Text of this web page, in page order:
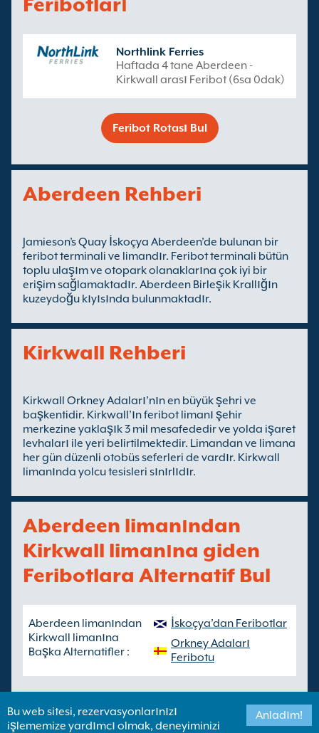
Northlink Ferries
Haftada 4 tane Aberdeen -
Kirkwall arası Feribot (6sa 0dak)
Feribot Rotası Bul
Aberdeen Rehberi
Jamieson’s Quay İskoçya Aberdeen’de bulunan bir
feribot terminali ve limandır. Feribot terminali bütün
toplu ulaşım ve otopark olanaklarına çok iyi bir
erişim sağlamaktadır. Aberdeen Birleşik Krallığın
kuzeydoğu kıyısında bulunmaktadır.
Kirkwall Rehberi
Kirkwall Orkney Adaları’nın en büyük şehri ve
başkentidir. Kirkwall’ın feribot limanı şehir
merkezine yaklaşık 3 mil mesafededir ve yolda işaret
levhaları ile yeri belirtilmektedir. Limandan ve limana
her gün düzenli otobüs seferleri de vardır. Kirkwall
limanında yolcu tesisleri sınırlıdır.
Aberdeen limanından
Kirkwall limanına giden
Feribotlara Alternatif Bul
Aberdeen limanından
Kirkwall limanına
Başka Alternatifler :
İskoçya’dan Feribotlar
Orkney Adaları
Feribotu
Bu web sitesi, rezervasyonlarınızı
işlememize yardımcı olmak, deneyiminizi
Anladım!